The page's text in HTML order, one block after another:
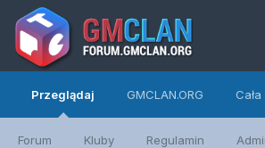
Przeglądaj
Forum Kluby Regulamin
GMCLAN.ORG